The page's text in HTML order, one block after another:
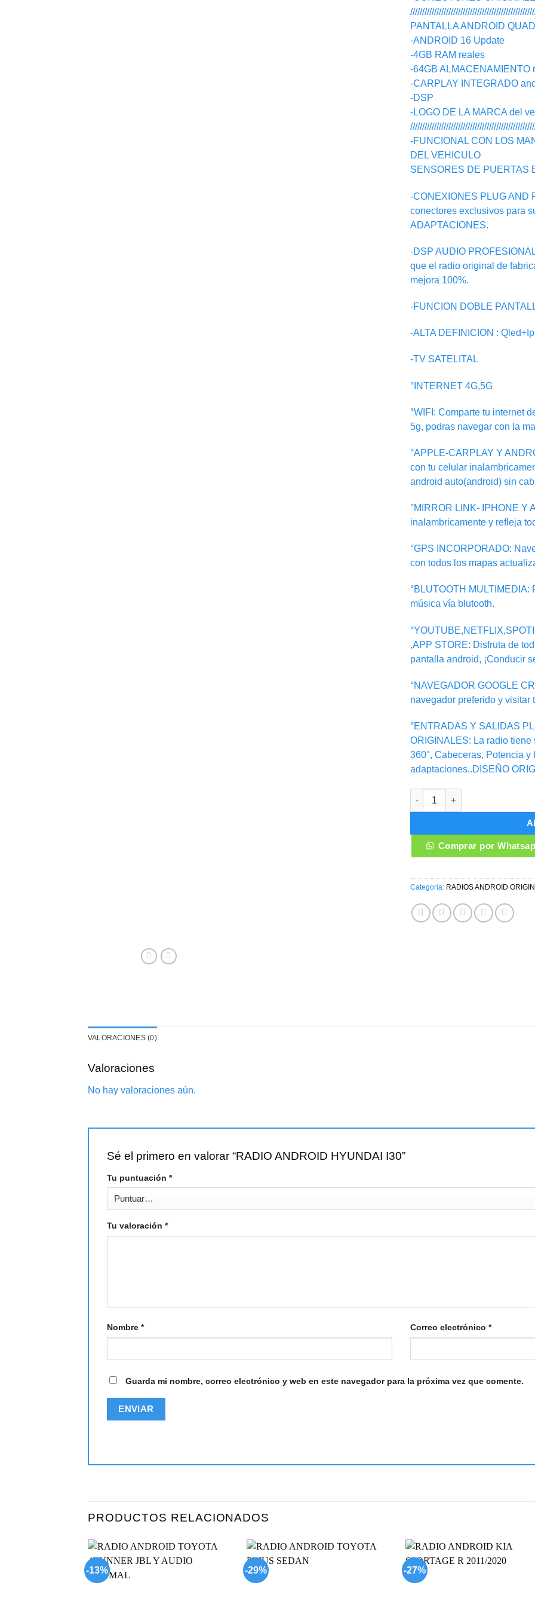
PANTALLA ANDROID
-ANDROID 16 Update
-4GB RAM reales
-64GB ALMACENAMIENTO
-CARPLAY INTEGRADO
-DSP
-LOGO DE LA MARCA del
-FUNCIONAL CON LOS
DEL VEHICULO
SENSORES DE PUERTAS
-CONEXIONES PLUG AND
conectores exclusivos para
ADAPTACIONES.
-DSP AUDIO
que el radio original de
mejora 100%.
-FUNCION DOBLE
-ALTA DEFINICION :
-TV SATELITAL
°INTERNET 4G,5G
°WIFI: Comparte tu internet
5g, podras navegar con la
°APPLE-CARPLAY Y
con tu celular
android auto(android) sin
°MIRROR LINK- IPHONE Y
inalambricamente y refleja
°GPS INCORPORADO:
con todos los mapas
°BLUTOOTH
música vía blutooth.
,APP STORE: Disfruta de
pantalla android, ¡Conducir
°NAVEGADOR GOOGLE
navegador preferido y visitar
°ENTRADAS Y SALIDAS
ORIGINALES: La radio
360°, Cabeceras, Potencia
adaptaciones..DISEÑO
RADIO ANDROID HYUNDAI I30
Comprar por
Categoría: RADIOS ANDROID
VALORACIONES (0)
Valoraciones
No hay valoraciones aún.
Sé el primero en valorar “RADIO ANDROID HYUNDAI I30”
Tu puntuación *
Tu valoración *
Nombre * Correo electrónico *
Guarda mi nombre, correo electrónico y web en este navegador para la próxima vez que comente.
PRODUCTOS RELACIONADOS
-13% -29% -27%